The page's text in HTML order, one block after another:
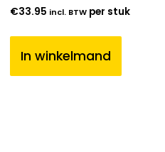
€33.95 incl. BTW per stuk
In winkelmand